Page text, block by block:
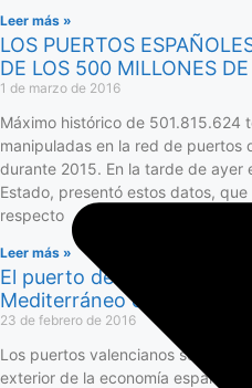
Leer más »
LOS PUERTOS
DE LOS 500 MILLONES
1 de marzo de 2016
Máximo histórico de 501.815.624
manipuladas en la red de puertos
durante 2015. En la tarde de ayer
Estado, presentó estos datos,
respecto
Leer más »
El puerto de Valencia se
Mediterráneo en tráfico de
23 de febrero de 2016
Los puertos valencianos son la
exterior de la economía española.